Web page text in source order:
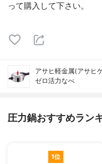
って購入して下さい。
アサヒ軽金属(アサヒ
ゼロ活力なべ
圧力鍋おすすめラン
1位